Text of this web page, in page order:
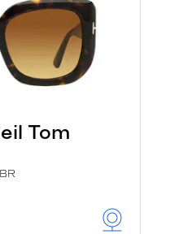
Tom